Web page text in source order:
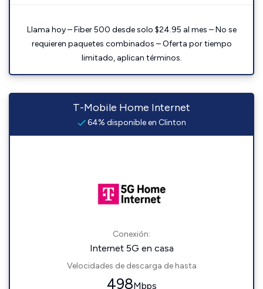
Llama hoy – Fiber 500 desde solo $24.95 al mes – No se
requieren paquetes combinados – Oferta por tiempo
limitado, aplican términos.
T-Mobile Home Internet
64% disponible en Clinton
Conexión:
Internet 5G en casa
Velocidades de descarga de hasta
498Mbps